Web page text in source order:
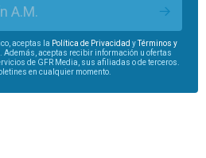
A.M.
aceptas la Política de Privacidad yTérminos y
Además, aceptas recibir información u ofertas
de GFR Media, sus afiliadas o de terceros.
en cualquier momento.